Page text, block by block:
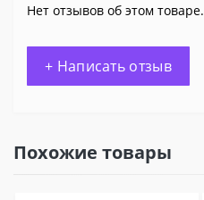
Нет отзывов об этом товаре.
+ Написать отзыв
Похожие товары